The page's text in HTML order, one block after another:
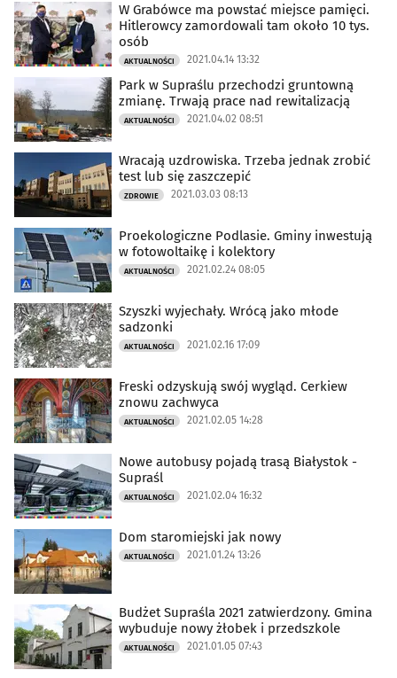
W Grabówce ma powstać miejsce pamięci.
Hitlerowcy zamordowali tam około 10 tys.
osób
AKTUALNOŚCI 2021.04.14 13:32
Park w Supraślu przechodzi gruntowną
zmianę. Trwają prace nad rewitalizacją
AKTUALNOŚCI 2021.04.02 08:51
Wracają uzdrowiska. Trzeba jednak zrobić
test lub się zaszczepić
ZDROWIE 2021.03.03 08:13
Proekologiczne Podlasie. Gminy inwestują
w fotowoltaikę i kolektory
AKTUALNOŚCI 2021.02.24 08:05
Szyszki wyjechały. Wrócą jako młode
sadzonki
AKTUALNOŚCI 2021.02.16 17:09
Freski odzyskują swój wygląd. Cerkiew
znowu zachwyca
AKTUALNOŚCI 2021.02.05 14:28
Nowe autobusy pojadą trasą Białystok -
Supraśl
AKTUALNOŚCI 2021.02.04 16:32
Dom staromiejski jak nowy
AKTUALNOŚCI 2021.01.24 13:26
Budżet Supraśla 2021 zatwierdzony. Gmina
wybuduje nowy żłobek i przedszkole
AKTUALNOŚCI 2021.01.05 07:43